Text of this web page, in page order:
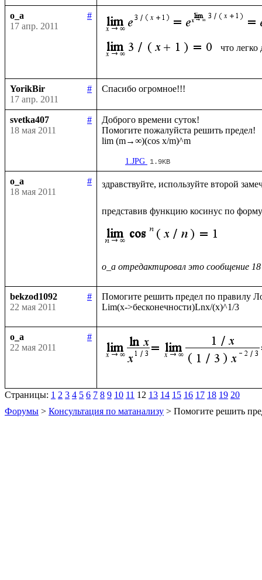
o_a
#
17 апр. 2011
что легко
YorikBir
#
17 апр. 2011
svetka407
#
18 мая 2011
Доброго времени суток!
Помогите пожалуйста решить предел!
1.JPG 1.9KB
o_a
#
18 мая 2011
здравствуйте, используйте второй
представив функцию косинус по
o_a отредактировал это сообщение
bekzod1092
#
22 мая 2011
Помогите решить предел по правилу
o_a
#
22 мая 2011
Страницы: 1 2 3 4 5 6 7 8 9 10 11 12 13 14 15 16 17 18 19 20
Форумы > Консультация по матанализу > Помогите решить